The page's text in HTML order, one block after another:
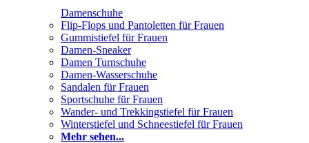
Damenschuhe
Flip-Flops und Pantoletten für Frauen
Gummistiefel für Frauen
Damen-Sneaker
Damen Turnschuhe
Damen-Wasserschuhe
Sandalen für Frauen
Sportschuhe für Frauen
Wander- und Trekkingstiefel für Frauen
Winterstiefel und Schneestiefel für Frauen
Mehr sehen...